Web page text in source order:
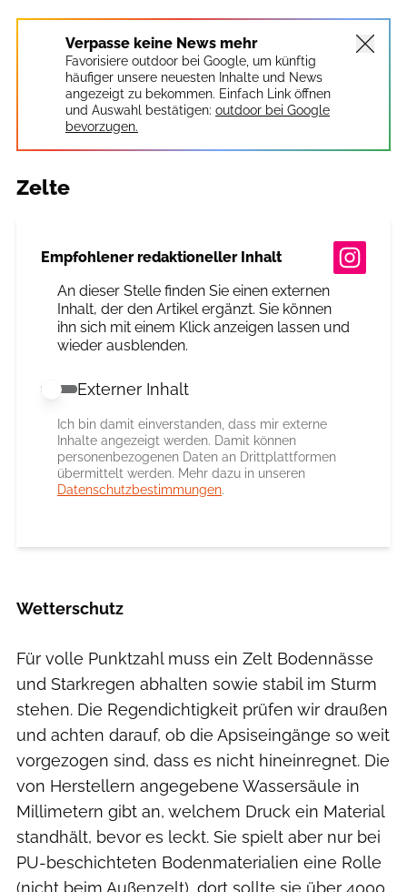
Verpasse keine News mehr
Favorisiere outdoor bei Google, um künftig
häufiger unsere neuesten Inhalte und News
angezeigt zu bekommen. Einfach Link öffnen
und Auswahl bestätigen: outdoor bei Google
bevorzugen.
Zelte
Empfohlener redaktioneller Inhalt
An dieser Stelle finden Sie einen externen
Inhalt, der den Artikel ergänzt. Sie können
ihn sich mit einem Klick anzeigen lassen und
wieder ausblenden.
Externer Inhalt erlauben
Externer Inhalt
Ich bin damit einverstanden, dass mir externe
Inhalte angezeigt werden. Damit können
personenbezogenen Daten an Drittplattformen
übermittelt werden. Mehr dazu in unseren
Datenschutzbestimmungen.
Wetterschutz
Für volle Punktzahl muss ein Zelt Bodennässe
und Starkregen abhalten sowie stabil im Sturm
stehen. Die Regendichtigkeit prüfen wir draußen
und achten darauf, ob die Apsiseingänge so weit
vorgezogen sind, dass es nicht hineinregnet. Die
von Herstellern angegebene Wassersäule in
Millimetern gibt an, welchem Druck ein Material
standhält, bevor es leckt. Sie spielt aber nur bei
PU-beschichteten Bodenmaterialien eine Rolle
(nicht beim Außenzelt), dort sollte sie über 4000